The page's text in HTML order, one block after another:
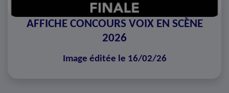
AFFICHE CONCOURS VOIX EN SCÈNE
2026
Image éditée le 16/02/26